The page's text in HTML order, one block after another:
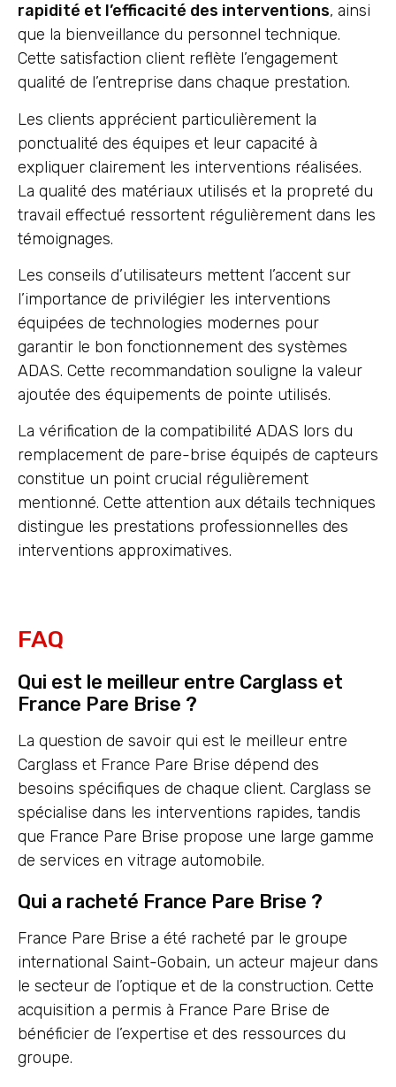
rapidité et l’efficacité des interventions, ainsi
que la bienveillance du personnel technique.
Cette satisfaction client reflète l’engagement
qualité de l’entreprise dans chaque prestation.
Les clients apprécient particulièrement la
ponctualité des équipes et leur capacité à
expliquer clairement les interventions réalisées.
La qualité des matériaux utilisés et la propreté du
travail effectué ressortent régulièrement dans les
témoignages.
Les conseils d’utilisateurs mettent l’accent sur
l’importance de privilégier les interventions
équipées de technologies modernes pour
garantir le bon fonctionnement des systèmes
ADAS. Cette recommandation souligne la valeur
ajoutée des équipements de pointe utilisés.
La vérification de la compatibilité ADAS lors du
remplacement de pare-brise équipés de capteurs
constitue un point crucial régulièrement
mentionné. Cette attention aux détails techniques
distingue les prestations professionnelles des
interventions approximatives.
FAQ
Qui est le meilleur entre Carglass et
France Pare Brise ?
La question de savoir qui est le meilleur entre
Carglass et France Pare Brise dépend des
besoins spécifiques de chaque client. Carglass se
spécialise dans les interventions rapides, tandis
que France Pare Brise propose une large gamme
de services en vitrage automobile.
Qui a racheté France Pare Brise ?
France Pare Brise a été racheté par le groupe
international Saint-Gobain, un acteur majeur dans
le secteur de l’optique et de la construction. Cette
acquisition a permis à France Pare Brise de
bénéficier de l’expertise et des ressources du
groupe.